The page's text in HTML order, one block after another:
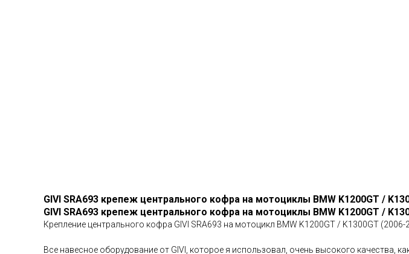
GIVI SRA693 крепеж центрального кофра на мотоциклы BMW K1200GT /
GIVI SRA693 крепеж центрального кофра на мотоциклы BMW K1200GT /
Крепление центрального кофра GIVI SRA693 на мотоцикл BMW K1200GT / K1300GT (2006-
Все навесное оборудование от GIVI, которое я использовал, очень высокого качества,